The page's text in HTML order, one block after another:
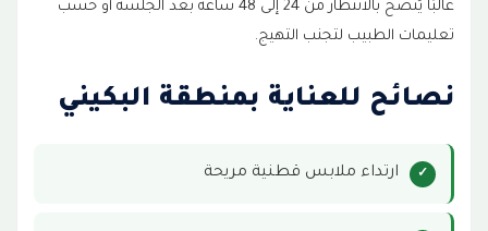
غالبًا يُنصح بالانتظار من 24 إلى 48 ساعة بعد الجلسة أو حسب
تعليمات الطبيب لتجنب التهيج.
نصائح للعناية بمنطقة البكيني
ارتداء ملابس قطنية مريحة